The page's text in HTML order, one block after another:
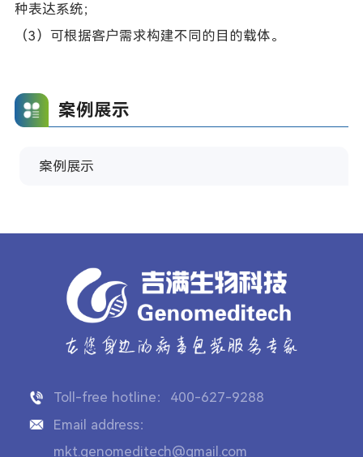
种表达系统；
（3）可根据客户需求构建不同的目的载体。
案例展示
案例展示
Toll-free hotline：400-627-9288
Email address：
mkt.genomeditech@gmail.com